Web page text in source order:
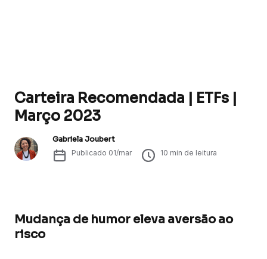
Carteira Recomendada | ETFs |
Março 2023
Gabriela Joubert
Publicado 01/mar 10 min de leitura
Mudança de humor eleva aversão ao
risco